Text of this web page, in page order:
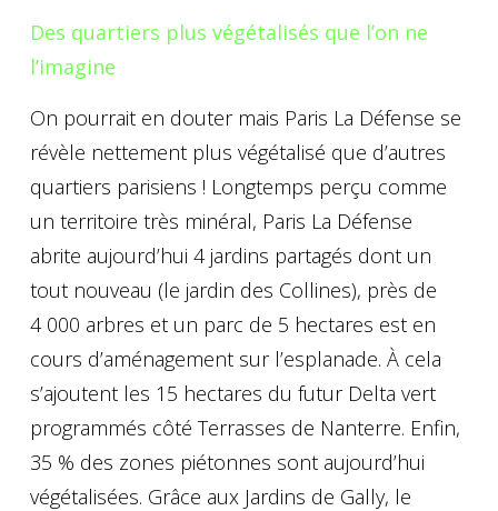
Des quartiers plus végétalisés que l’on ne
l’imagine
On pourrait en douter mais Paris La Défense se
révèle nettement plus végétalisé que d’autres
quartiers parisiens ! Longtemps perçu comme
un territoire très minéral, Paris La Défense
abrite aujourd’hui 4 jardins partagés dont un
tout nouveau (le jardin des Collines), près de
4 000 arbres et un parc de 5 hectares est en
cours d’aménagement sur l’esplanade. À cela
s’ajoutent les 15 hectares du futur Delta vert
programmés côté Terrasses de Nanterre. Enfin,
35 % des zones piétonnes sont aujourd’hui
végétalisées. Grâce aux Jardins de Gally, le